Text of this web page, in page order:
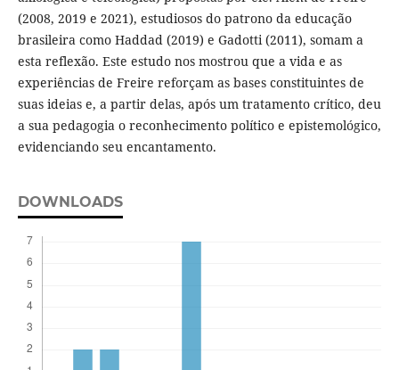
(2008, 2019 e 2021), estudiosos do patrono da educação
brasileira como Haddad (2019) e Gadotti (2011), somam a
esta reflexão. Este estudo nos mostrou que a vida e as
experiências de Freire reforçam as bases constituintes de
suas ideias e, a partir delas, após um tratamento crítico, deu
a sua pedagogia o reconhecimento político e epistemológico,
evidenciando seu encantamento.
DOWNLOADS